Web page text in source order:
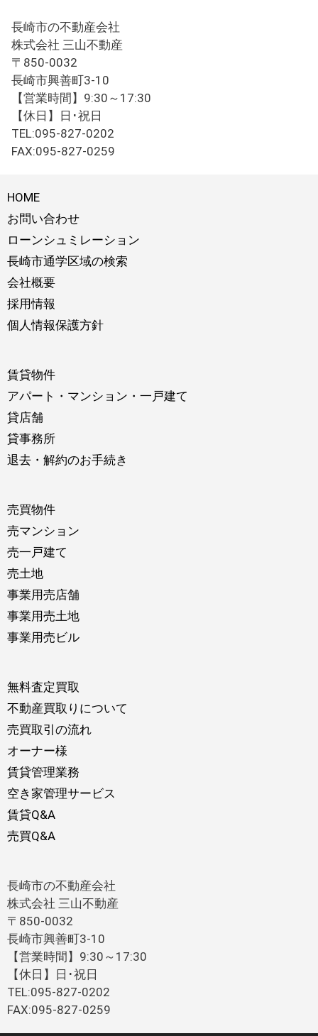
長崎市の不動産会社
株式会社 三山不動産
〒850-0032
長崎市興善町3-10
【営業時間】9:30～17:30
【休日】日･祝日
TEL:095-827-0202
FAX:095-827-0259
HOME
お問い合わせ
ローンシュミレーション
長崎市通学区域の検索
会社概要
採用情報
個人情報保護方針
賃貸物件
アパート・マンション・一戸建て
貸店舗
貸事務所
退去・解約のお手続き
売買物件
売マンション
売一戸建て
売土地
事業用売店舗
事業用売土地
事業用売ビル
無料査定買取
不動産買取りについて
売買取引の流れ
オーナー様
賃貸管理業務
空き家管理サービス
賃貸Q&A
売買Q&A
長崎市の不動産会社
株式会社 三山不動産
〒850-0032
長崎市興善町3-10
【営業時間】9:30～17:30
【休日】日･祝日
TEL:095-827-0202
FAX:095-827-0259